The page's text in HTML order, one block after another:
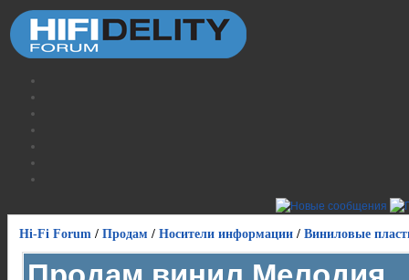
Hi-Fi Forum / Продам / Носители информации / Виниловые